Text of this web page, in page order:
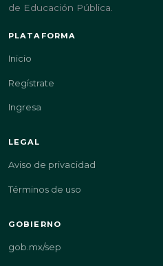
de Educación Pública.
PLATAFORMA
Inicio
Regístrate
Ingresa
LEGAL
Aviso de privacidad
Términos de uso
GOBIERNO
gob.mx/sep